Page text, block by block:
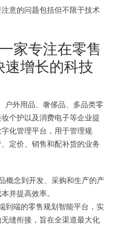
意的问题包括但不限于技术
家专注在零售
增长的科技
户外用品、奢侈品、多品类零
个护以及消费电子等企业提
化管理平台，用于管理规
定价、销售和配补货的业务
概念到开发、采购和生产的产
并提高效率。
到端的零售规划智能平台，实
缝衔接，旨在全渠道最大化